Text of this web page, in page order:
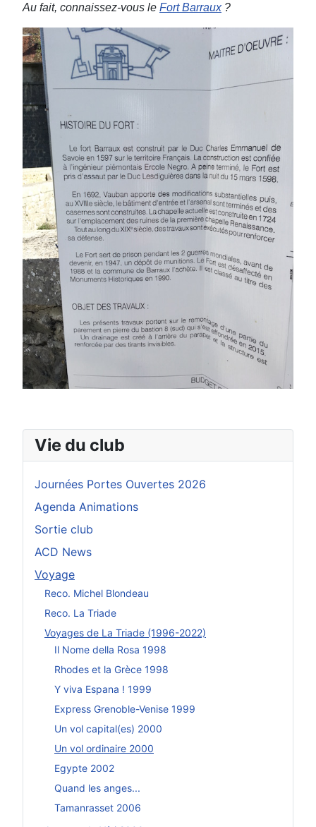
Vie du club
Journées Portes Ouvertes 2026
Agenda Animations
Sortie club
ACD News
Voyage
Reco. Michel Blondeau
Reco. La Triade
Voyages de La Triade (1996-2022)
Il Nome della Rosa 1998
Rhodes et la Grèce 1998
Y viva Espana ! 1999
Express Grenoble-Venise 1999
Un vol capital(es) 2000
Un vol ordinaire 2000
Egypte 2002
Quand les anges...
Tamanrasset 2006
Au fait, connaissez-vous le Fort Barraux?